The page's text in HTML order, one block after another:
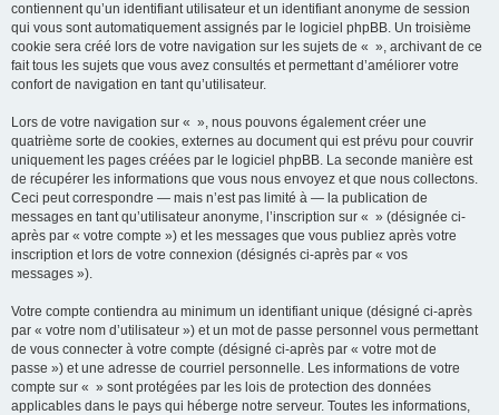
contiennent qu’un identifiant utilisateur et un identifiant anonyme de session
qui vous sont automatiquement assignés par le logiciel phpBB. Un troisième
cookie sera créé lors de votre navigation sur les sujets de « », archivant de ce
fait tous les sujets que vous avez consultés et permettant d’améliorer votre
confort de navigation en tant qu’utilisateur.
Lors de votre navigation sur « », nous pouvons également créer une
quatrième sorte de cookies, externes au document qui est prévu pour couvrir
uniquement les pages créées par le logiciel phpBB. La seconde manière est
de récupérer les informations que vous nous envoyez et que nous collectons.
Ceci peut correspondre — mais n’est pas limité à — la publication de
messages en tant qu’utilisateur anonyme, l’inscription sur « » (désignée ci-
après par « votre compte ») et les messages que vous publiez après votre
inscription et lors de votre connexion (désignés ci-après par « vos
messages »).
Votre compte contiendra au minimum un identifiant unique (désigné ci-après
par « votre nom d’utilisateur ») et un mot de passe personnel vous permettant
de vous connecter à votre compte (désigné ci-après par « votre mot de
passe ») et une adresse de courriel personnelle. Les informations de votre
compte sur « » sont protégées par les lois de protection des données
applicables dans le pays qui héberge notre serveur. Toutes les informations,